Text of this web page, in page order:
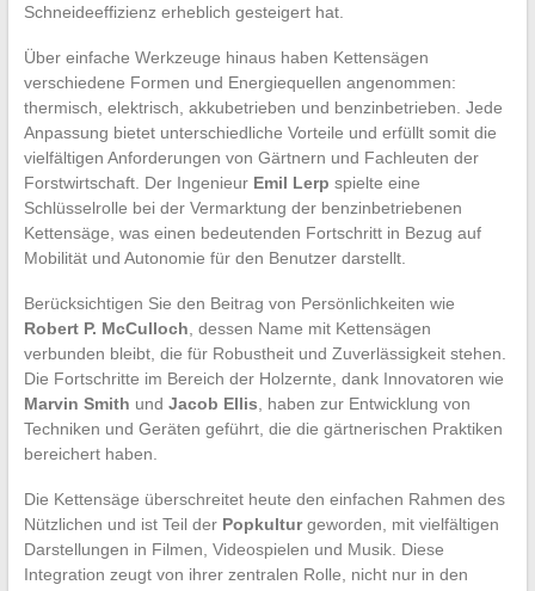
Schneideeffizienz erheblich gesteigert hat.
Über einfache Werkzeuge hinaus haben Kettensägen
verschiedene Formen und Energiequellen angenommen:
thermisch, elektrisch, akkubetrieben und benzinbetrieben. Jede
Anpassung bietet unterschiedliche Vorteile und erfüllt somit die
vielfältigen Anforderungen von Gärtnern und Fachleuten der
Forstwirtschaft. Der Ingenieur Emil Lerp spielte eine
Schlüsselrolle bei der Vermarktung der benzinbetriebenen
Kettensäge, was einen bedeutenden Fortschritt in Bezug auf
Mobilität und Autonomie für den Benutzer darstellt.
Berücksichtigen Sie den Beitrag von Persönlichkeiten wie
Robert P. McCulloch , dessen Name mit Kettensägen
verbunden bleibt, die für Robustheit und Zuverlässigkeit stehen.
Die Fortschritte im Bereich der Holzernte, dank Innovatoren wie
Marvin Smith und Jacob Ellis , haben zur Entwicklung von
Techniken und Geräten geführt, die die gärtnerischen Praktiken
bereichert haben.
Die Kettensäge überschreitet heute den einfachen Rahmen des
Nützlichen und ist Teil der Popkulturgeworden, mit vielfältigen
Darstellungen in Filmen, Videospielen und Musik. Diese
Integration zeugt von ihrer zentralen Rolle, nicht nur in den